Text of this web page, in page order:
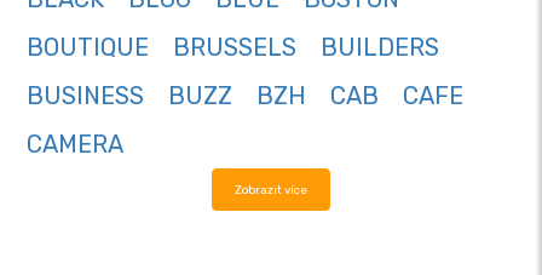
BOUTIQUE
BRUSSELS
BUILDERS
BUSINESS
BUZZ BZH CAB
CAFE
CAMERA
Zobrazit více